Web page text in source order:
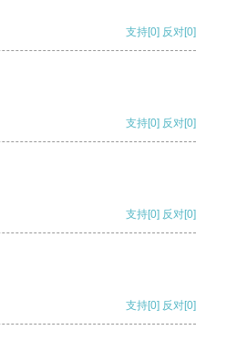
支持[0] 反对[0]
支持[0] 反对[0]
支持[0] 反对[0]
支持[0] 反对[0]